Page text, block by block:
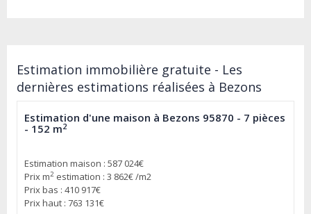
Estimation immobilière gratuite - Les
dernières estimations réalisées à Bezons
Estimation d'une maison à Bezons 95870 - 7 pièces
- 152 m2
Estimation maison : 587 024€
Prix m2 estimation : 3 862€ /m2
Prix bas : 410 917€
Prix haut : 763 131€